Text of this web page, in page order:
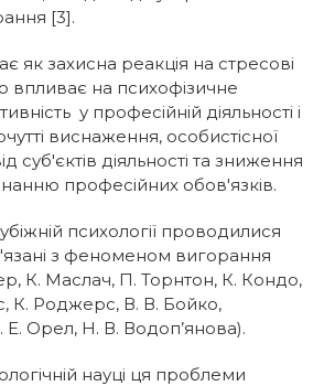
[3].
як захисна реакція на стресові
впливає на психофізичне
у професійній діяльності і
виснаження, особистісної
суб'єктів діяльності та зниження
професійних обов'язків.
психології проводилися
з феноменом вигорання
К. Маслач, П. Торнтон, К. Кондо,
К. Роджерс, В. В. Бойко,
Орел, Н. В. Водоп’янова).
науці ця проблеми